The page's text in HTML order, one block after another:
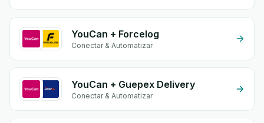
YouCan + Forcelog
Conectar & Automatizar
YouCan + Guepex Delivery
Conectar & Automatizar